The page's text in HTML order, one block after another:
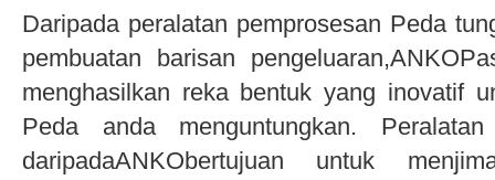
Daripada peralatan pemprosesan Peda
pembuatan barisan
menghasilkan reka bentuk yang inovatif
Peda anda menguntungkan.
daripadaANKObertujuan untuk